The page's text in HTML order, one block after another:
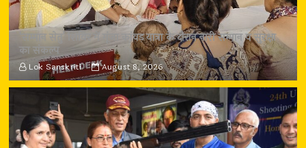
‘सम्मान सेतु’ शिविर में गूंजा कांवड़ यात्रा के दौरान नारी सम्मान व सुरक्षा
का संकल्प
Lok Sanskriti August 8, 2026